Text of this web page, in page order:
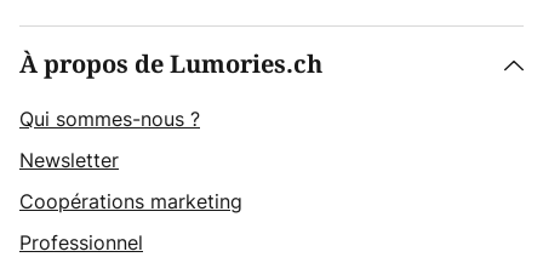
À propos de Lumories.ch
Qui sommes-nous ?
Newsletter
Coopérations marketing
Professionnel